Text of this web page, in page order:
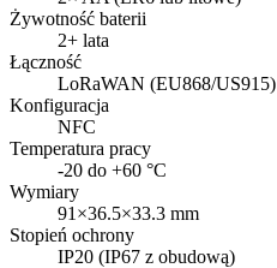
Żywotność baterii
2+ lata
Łączność
LoRaWAN (EU868/US915)
Konfiguracja
NFC
Temperatura pracy
-20 do +60 °C
Wymiary
91×36.5×33.3 mm
Stopień ochrony
IP20 (IP67 z obudową)